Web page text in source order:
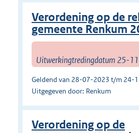
Verordening op de
gemeente Renkum
Uitwerkingtredingdatum 25-
Geldend van 28-07-2023 t/m 24-
Uitgegeven door: Renkum
Verordening op de